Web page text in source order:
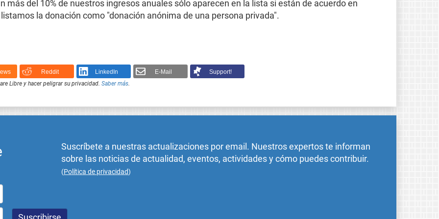
más del 10% de nuestros ingresos anuales sólo aparecen en la lista si están de acuerdo en
la donación como "donación anónima de una persona privada".
Reddit LinkedIn E-Mail
Support!
Libre y hacer peligrar su privacidad. Saber más.
Suscríbete a nuestras actualizaciones por email. Nuestros expertos te informan
sobre las noticias de actualidad, eventos, actividades y cómo puedes contribuir.
(Política de privacidad)